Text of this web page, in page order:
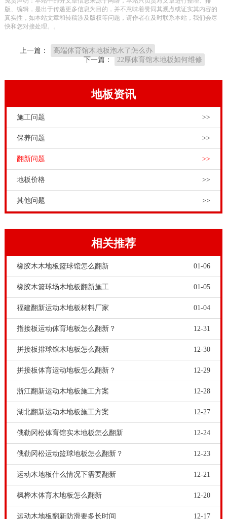
心处理，可用机械良好加工，车削效能良好，胶水固定
效果令人满意，经磨砂和抛光能取得优异的表面。
场馆建设。我国体育运动木地板还是第七届、第十二届
案例。大到**专业训练场馆，小到机关单位，都有本土
施工团队的足迹。松木篮球场木地板如何维修，体育运
木地板工程商和甲方很着急很关心体育
运动木地板多少
板，选定的是哪种龙骨安装系统。还得搞清不同的体育
场馆的用途及叁数所需不同的板材结构，具体面积和场
地情况来综合决定。
运动木地板原材料要精挑细选。运动木地板原木毛皮料
的含水率为6-8%±1%,再经过72小时回潮平衡，方可用为
加工的坯料，有问题的坯料在此过程中全部被赛选，只
有优质的树料才可以进入加工环节。松木篮球场木地板
如何维修，室内体育场馆、篮球场、运动馆的运动木地
板安装是一个专业性强，并且比较复杂的事情。安装质
体育场馆工程商和甲方要请运动木地板厂家的安装工人
来铺装，不要请第三方来铺装。
随着运动爱好者人数逐渐增多，去运动馆的人越来越
多，同时对体育运动木地板的要求也越来越高。然而市
场上体育运动木地板商家众多，鱼龙混杂，一些不法商
家为了商业利益以次充好，花样百出。让体育运动木地
版、编辑，是出于传递更多信息为目的，并不意味着赞同其观点或证实其内容的
真实性，如本站文章和转稿涉及版权等问题，请作者在及时联系本站，我们会尽
快和您对接处理。。
上一篇：
高端体育馆木地板泡水了怎么办
下一篇：
22厚体育馆木地板如何维修
地板资讯
施工问题 >>
保养问题 >>
翻新问题 >>
地板价格 >>
其他问题 >>
相关推荐
橡胶木木地板篮球馆怎么翻新 01-06
橡胶木篮球场木地板翻新施工 01-05
福建翻新运动木地板材料厂家 01-04
指接板运动体育地板怎么翻新？ 12-31
拼接板排球馆木地板怎么翻新 12-30
拼接板体育运动地板怎么翻新？ 12-29
浙江翻新运动木地板施工方案 12-28
湖北翻新运动木地板施工方案 12-27
俄勒冈松体育馆实木地板怎么翻新 12-24
俄勒冈松运动篮球地板怎么翻新？ 12-23
运动木地板什么情况下需要翻新 12-21
枫桦木体育木地板怎么翻新 12-20
运动木地板翻新防滑要多长时间 12-17